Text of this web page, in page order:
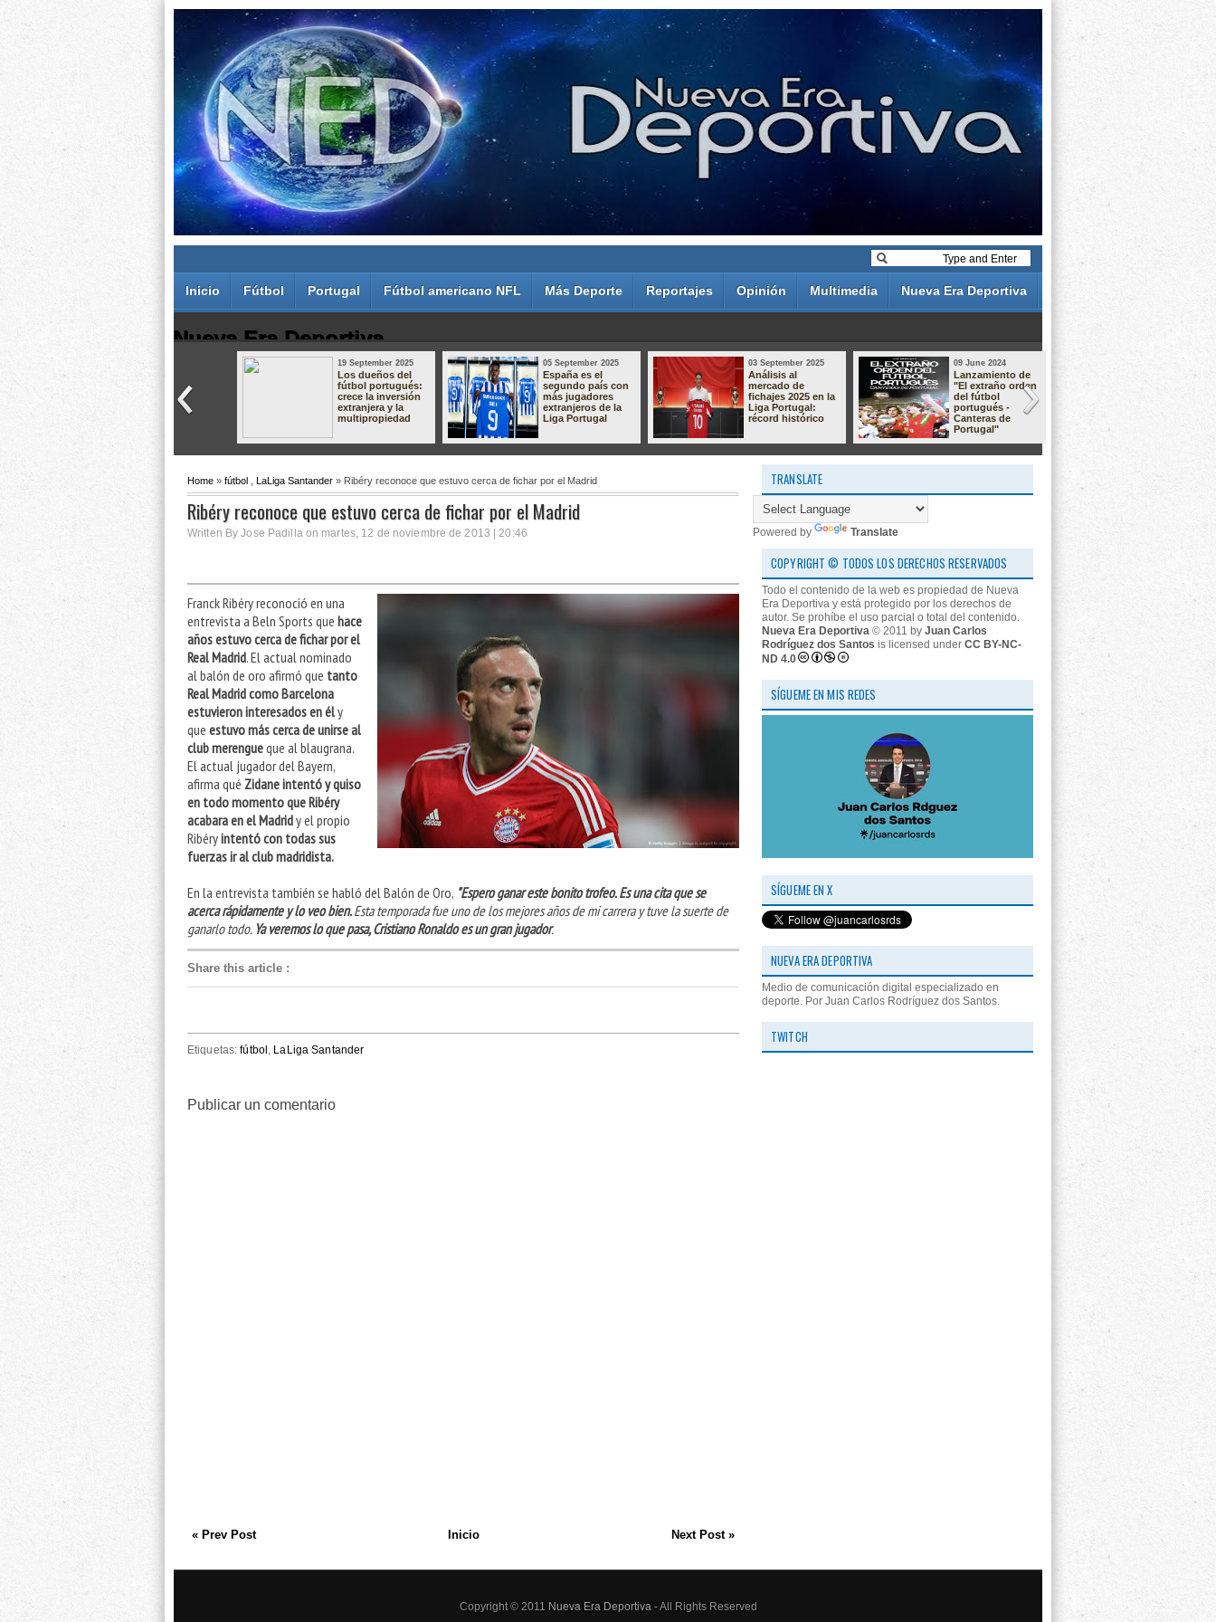
Inicio Fútbol Portugal Fútbol americano NFL Más Deporte Reportajes Opinión Multimedia Nueva Era Deportiva
Nueva Era Deportiva
Juan Carlos Rodríguez dos Santos
19 September 2025
Los dueños del
fútbol portugués:
crece la inversión
extranjera y la
multipropiedad
05 September 2025
España es el
segundo país con
más jugadores
extranjeros de la
Liga Portugal
03 September 2025
Análisis al
mercado de
fichajes 2025 en la
Liga Portugal:
récord histórico
09 June 2024
Lanzamiento de
"El extraño orden
del fútbol
portugués -
Canteras de
Portugal"
19 May 2024
Análisis de
Liga
23/24:
Home » fútbol LaLiga Santander » Ribéry reconoce que estuvo cerca de fichar por el Madrid
Ribéry reconoce que estuvo cerca de fichar por el Madrid
Written By Jose Padilla on martes, 12 de noviembre de 2013 | 20:46
Franck Ribéry reconoció en una
entrevista a Beln Sports que hace
años estuvo cerca de fichar por el
Real Madrid. El actual nominado
al balón de oro afirmó que tanto
Real Madrid como Barcelona
estuvieron interesados en ély
que estuvo más cerca de unirse al
club merengueque al blaugrana.
El actual jugador del Bayern,
afirma qué Zidane intentó y quiso
en todo momento que Ribéry
acabara en el Madridy el propio
Ribéryintentó con todas sus
fuerzas ir al club madridista.
En la entrevista también se habló del Balón de Oro, "Espero ganar este bonito trofeo. Es una cita que se
acerca rápidamente y lo veo bien.Esta temporada fue uno de los mejores años de mi carrera y tuve la suerte de
ganarlo todo. Ya veremos lo que pasa, Cristiano Ronaldo es un gran jugador.
Share this article :
Etiquetas:fútbol , LaLiga Santander
Publicar un comentario
« Prev Post Next Post »
Inicio
TRANSLATE
Powered by Translate
COPYRIGHT © TODOS LOS DERECHOS RESERVADOS
Todo el contenido de la web es propiedad de Nueva
Era Deportiva y está protegido por los derechos de
autor. Se prohíbe el uso parcial o total del contenido.
Nueva Era Deportiva © 2011 by Juan Carlos
Rodríguez dos Santos is licensed under CC BY-NC-
ND 4.0
SÍGUEME EN MIS REDES
SÍGUEME EN X
NUEVA ERA DEPORTIVA
Medio de comunicación digital especializado en
deporte. Por Juan Carlos Rodríguez dos Santos.
TWITCH
Copyright © 2011 Nueva Era Deportiva- All Rights Reserved